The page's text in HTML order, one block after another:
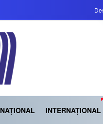
NAȚIONAL INTERNAȚIONAL